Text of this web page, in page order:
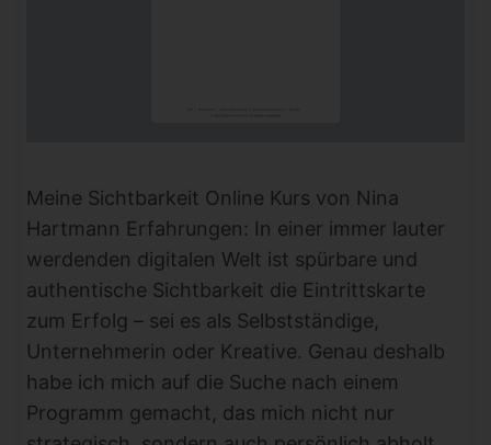
Meine Sichtbarkeit Online Kurs von Nina
Hartmann Erfahrungen: In einer immer lauter
werdenden digitalen Welt ist spürbare und
authentische Sichtbarkeit die Eintrittskarte
zum Erfolg – sei es als Selbstständige,
Unternehmerin oder Kreative. Genau deshalb
habe ich mich auf die Suche nach einem
Programm gemacht, das mich nicht nur